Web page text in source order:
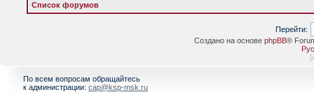
Список форумов
Перейти:
Создано на основе phpBB®
[
По всем вопросам обращайтесь
к администрации: cap@ksp-msk.ru